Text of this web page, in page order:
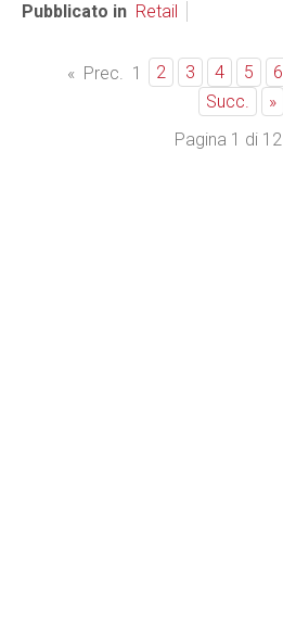
Pubblicato in Retail
« Prec. 1 2 3 4 5 6
Succ.
»
Pagina 1 di 12